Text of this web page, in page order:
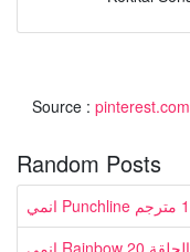
Source : pinterest.com
Random Posts
انمي Rainbow الحلقة 20